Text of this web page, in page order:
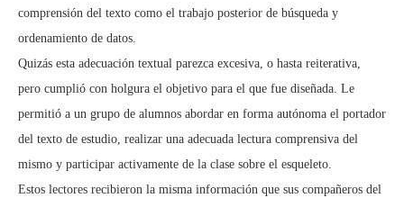
comprensión del texto como el trabajo posterior de búsqueda y
ordenamiento de datos.
Quizás esta adecuación textual parezca excesiva, o hasta reiterativa,
pero cumplió con holgura el objetivo para el que fue diseñada. Le
permitió a un grupo de alumnos abordar en forma autónoma el portador
del texto de estudio, realizar una adecuada lectura comprensiva del
mismo y participar activamente de la clase sobre el esqueleto.
Estos lectores recibieron la misma información que sus compañeros del